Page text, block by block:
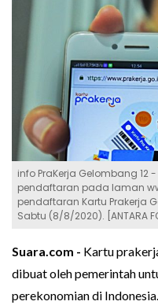
info PraKerja Gelombang
pendaftaran pada laman
pendaftaran Kartu Prakerja
Sabtu (8/8/2020). [ANTARA
Suara.com - Kartu
dibuat oleh pemerintah
perekonomian di